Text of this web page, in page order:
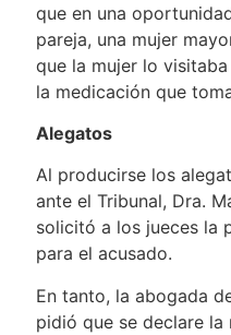
que en una
pareja, una mujer
que la mujer lo
la medicación que
Alegatos
Al producirse los
ante el Tribunal, Dra.
solicitó a los jueces la
para el acusado.
En tanto, la abogada
pidió que se declare